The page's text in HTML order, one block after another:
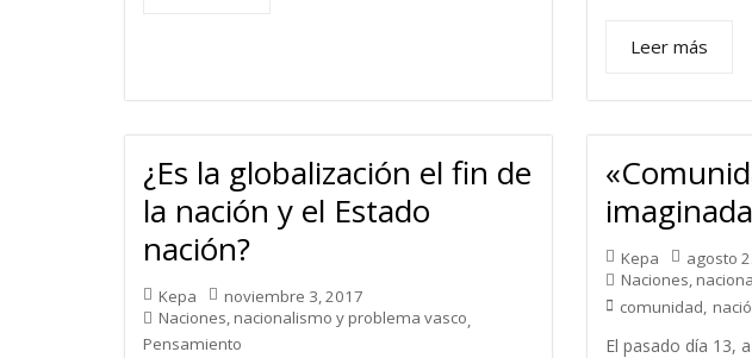
Leer más
¿Es la globalización el fin de
la nación y el Estado
nación?
Kepa
noviembre 3, 2017
Naciones, nacionalismo y problema vasco,
Pensamiento
Kepa
agosto
Naciones,
comunidad,
El pasado día 13,